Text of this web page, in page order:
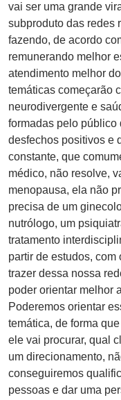
vai ser uma grande
subproduto das redes
fazendo, de acordo
remunerando melhor
atendimento melhor
temáticas começarão
neurodivergente e
formadas pelo público
desfechos positivos e
constante, que
médico, não resolve,
menopausa, ela não
precisa de um
nutrólogo, um
tratamento
partir de estudos,
trazer dessa nossa
poder orientar melhor
Poderemos orientar
temática, de forma
ele vai procurar, qual
um direcionamento,
conseguiremos
pessoas e dar uma